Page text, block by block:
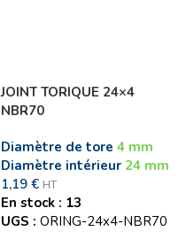
JOINT TORIQUE 24×4
NBR70
Diamètre de tore 4 mm
Diamètre intérieur 24 mm
1,19 € HT
En stock : 13
UGS : ORING-24x4-NBR70